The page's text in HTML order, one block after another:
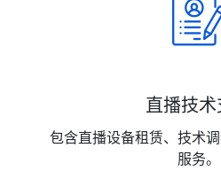
直播技
包含直播设备租赁、技术
服务。